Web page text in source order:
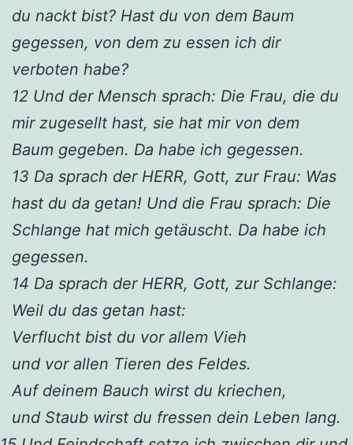
du nackt bist? Hast du von dem Baum
gegessen, von dem zu essen ich dir
verboten habe?
12 Und der Mensch sprach: Die Frau, die du
mir zugesellt hast, sie hat mir von dem
Baum gegeben. Da habe ich gegessen.
13 Da sprach der HERR, Gott, zur Frau: Was
hast du da getan! Und die Frau sprach: Die
Schlange hat mich getäuscht. Da habe ich
gegessen.
14 Da sprach der HERR, Gott, zur Schlange:
Weil du das getan hast:
Verflucht bist du vor allem Vieh
und vor allen Tieren des Feldes.
Auf deinem Bauch wirst du kriechen,
und Staub wirst du fressen dein Leben lang.